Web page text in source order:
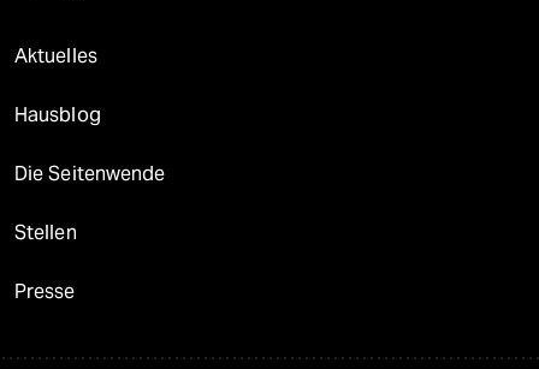
Aktuelles
Hausblog
Die Seitenwende
Stellen
Presse